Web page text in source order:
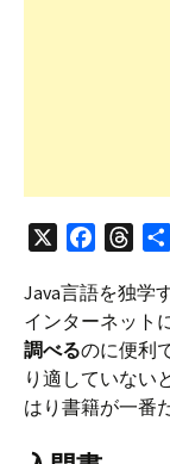
c
e
b
o
o
r
e
a
d
s
Java言語を独学
インターネット
調べるのに便利
り適していない
はり書籍が一番